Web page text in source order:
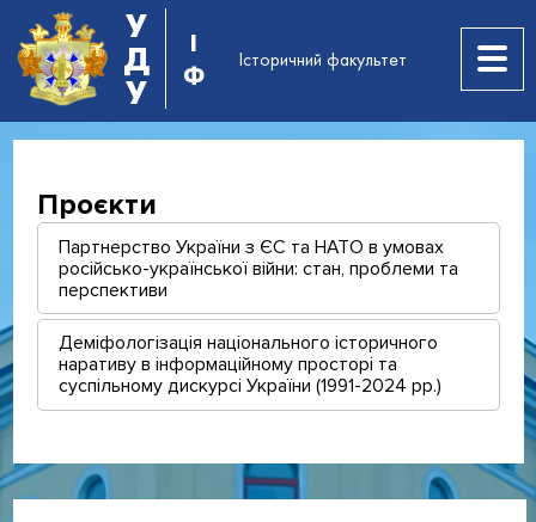
У
Д
У
І
Ф
Історичний факультет
Проєкти
Партнерство України з ЄС та НАТО в умовах
російсько-української війни: стан, проблеми та
перспективи
Деміфологізація національного історичного
наративу в інформаційному просторі та
суспільному дискурсі України (1991-2024 рр.)